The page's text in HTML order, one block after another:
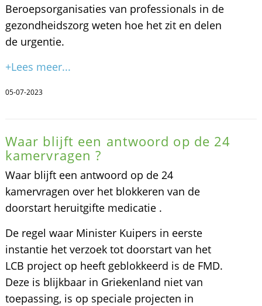
Beroepsorganisaties van professionals in de
gezondheidszorg weten hoe het zit en delen
de urgentie.
+Lees meer...
05-07-2023
Waar blijft een antwoord op de 24
kamervragen ?
Waar blijft een antwoord op de 24
kamervragen over het blokkeren van de
doorstart heruitgifte medicatie .
De regel waar Minister Kuipers in eerste
instantie het verzoek tot doorstart van het
LCB project op heeft geblokkeerd is de FMD.
Deze is blijkbaar in Griekenland niet van
toepassing, is op speciale projecten in